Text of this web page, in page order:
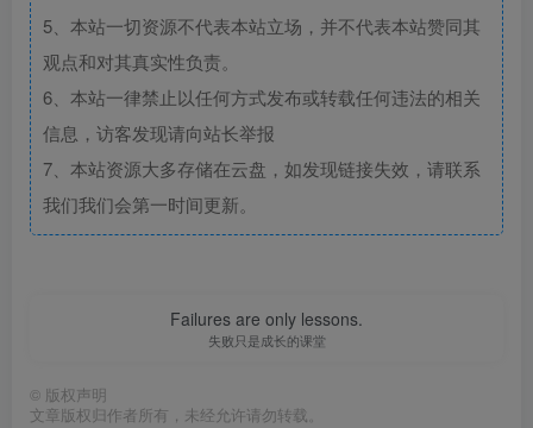
5、本站一切资源不代表本站立场，并不代表本站赞同其
观点和对其真实性负责。
6、本站一律禁止以任何方式发布或转载任何违法的相关
信息，访客发现请向站长举报
7、本站资源大多存储在云盘，如发现链接失效，请联系
我们我们会第一时间更新。
Failures are only lessons.
失败只是成长的课堂
© 版权声明
文章版权归作者所有，未经允许请勿转载。